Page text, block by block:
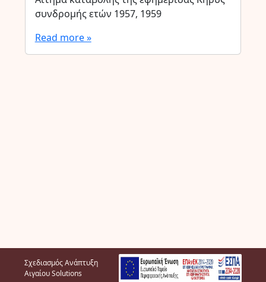
συνδρομής ετών 1957, 1959
Read more »
Σχεδιασμός Ανάπτυξη
Αιγαίου Solutions